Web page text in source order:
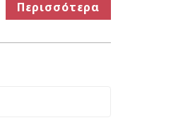
Περισσότερα